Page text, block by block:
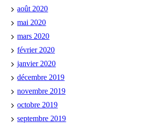
août 2020
mai 2020
mars 2020
février 2020
janvier 2020
décembre 2019
novembre 2019
octobre 2019
septembre 2019